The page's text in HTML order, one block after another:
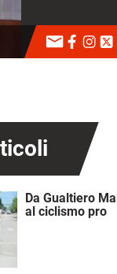
Da Gualtiero
al ciclismo pro